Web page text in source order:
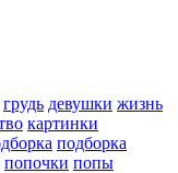
грудь девушки жизнь
картинки
подборка
попочки попы